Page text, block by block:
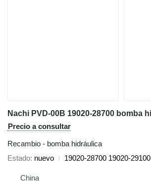
Precio a consultar
Recambio - bomba hidráulica
Estado nuevo 19020-28700 19020-29100
China